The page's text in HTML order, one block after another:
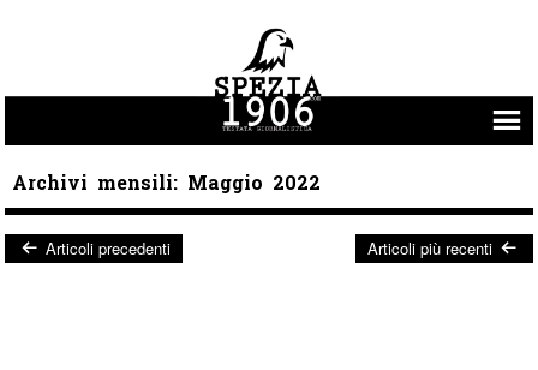
Archivi mensili: Maggio 2022
Articoli precedenti Articoli più recenti